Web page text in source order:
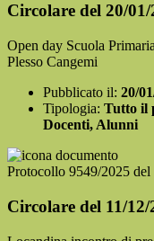
Circolare del 20/01/
Open day Scuola
Plesso Cangemi
Pubblicato il: 20/
Tipologia: Tutto il
Docenti, Alunni
Protocollo 9549/2025 del
Circolare del 11/12/